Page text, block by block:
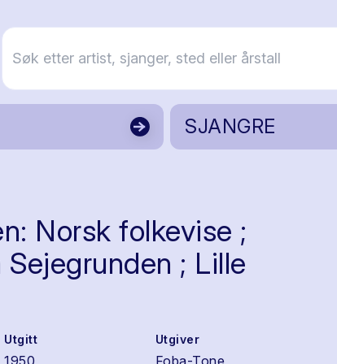
SJANGRE
Norsk folkevise ;
Sejegrunden ; Lille
Utgitt
1950
Utgiver
Foba-Tone